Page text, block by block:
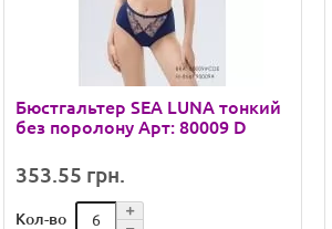
Бюстгальтер SEA LUNA тонкий
без поролону Арт: 80009 D
353.55 грн.
Кол-во